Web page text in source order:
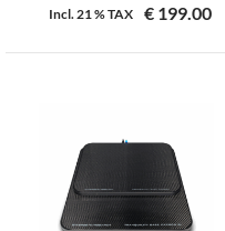
Incl.21 %TAX € 199.00